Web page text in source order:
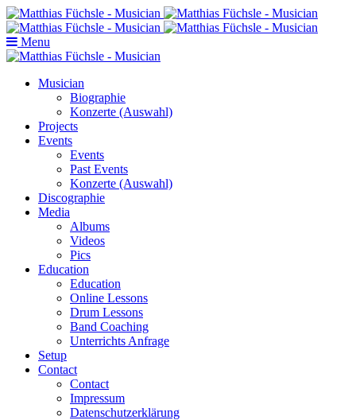
Menu
Musician
Biographie
Konzerte (Auswahl)
Projects
Events
Events
Past Events
Konzerte (Auswahl)
Discographie
Media
Albums
Videos
Pics
Education
Education
Online Lessons
Drum Lessons
Band Coaching
Unterrichts Anfrage
Setup
Contact
Contact
Impressum
Datenschutzerklärung